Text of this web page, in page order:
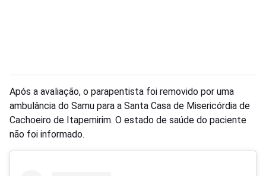
Após a avaliação, o parapentista foi removido por uma
ambulância do Samu para a Santa Casa de Misericórdia de
Cachoeiro de Itapemirim. O estado de saúde do paciente
não foi informado.